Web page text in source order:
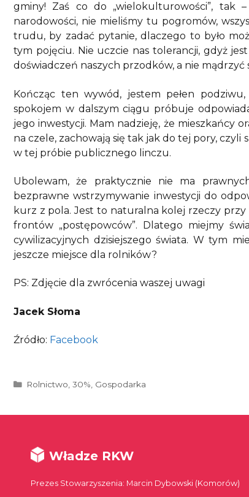
gminy! Zaś co do „wielokulturowości”, tak
narodowości, nie mieliśmy tu pogromów,
trudu, by zadać pytanie, dlaczego to było
tym pojęciu. Nie uczcie nas tolerancji, gdyż
doświadczeń naszych przodków, a nie
Kończąc ten wywód, jestem pełen
spokojem w dalszym ciągu próbuje
jego inwestycji. Mam nadzieję, że mieszkańcy
na czele, zachowają się tak jak do tej pory, czyli
w tej próbie publicznego linczu.
Ubolewam, że praktycznie nie ma
bezprawne wstrzymywanie inwestycji do
kurz z pola. Jest to naturalna kolej rzeczy
frontów „postępowców”. Dlatego miejmy
cywilizacyjnych dzisiejszego świata. W tym
jeszcze miejsce dla rolników?
PS: Zdjęcie dla zwrócenia waszej uwagi
Jacek Słoma
Źródło: Facebook
Kategorie
Rolnictwo ,30% Gospodarka
Władze RKW
Prezes Stowarzyszenia: Marcin Dybowski (Komorów)